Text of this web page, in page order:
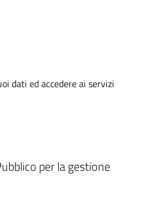
dati ed accedere ai servizi
per la gestione